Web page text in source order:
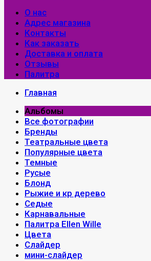
О нас
Адрес магазина
Контакты
Как заказать
Доставка и оплата
Отзывы
Палитра
Главная
Альбомы
Все фотографии
Бренды
Театральные цвета
Популярные цвета
Темные
Русые
Блонд
Рыжие и кр дерево
Седые
Карнавальные
Палитра Ellen Wille
Цвета
Слайдер
мини-слайдер